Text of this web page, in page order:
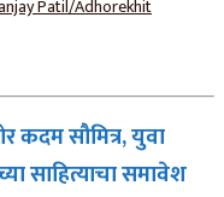
Patil/Adhorekhit
कदम सौमित्र, युवा
साहित्याचा समावेश